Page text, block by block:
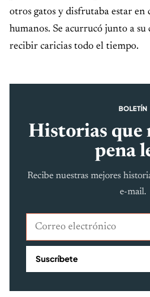
otros gatos y disfrutaba estar en
humanos. Se acurrucó junto a su
recibir caricias todo el tiempo.
BOLETÍN
Historias que
pena
Recibe nuestras mejores
e-mail.
Correo electrónico
Suscríbete